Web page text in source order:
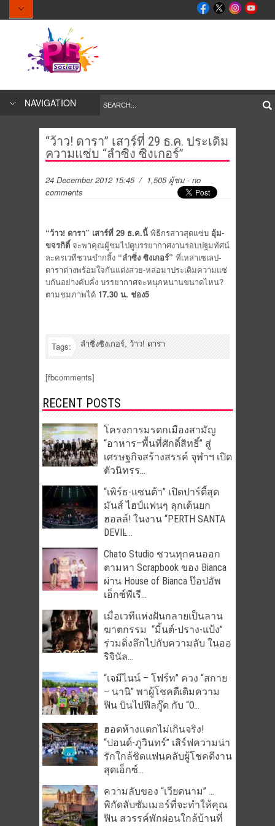
NAVIGATION
“ว้าว! ดารา” เสาร์ที่ 29 ธ.ค. ประเดิม
ความแซ่บ “ลำซิ่ง ซิงเกอร์”
24 December 2012 15:45/ 1,505 ผู้ชม - no
comments
“ว้าว! ดารา” เสาร์ที่ 29 ธ.ค.นี้ พิธีกรสาวสุดแซ่บ อุ้ม-
ขจรกิติ์ จะพาคุณผู้ชมไปดูบรรยากาศงานรอบปฐมทัศน์
ละครเวทีชวนขำกลิ้ง “ลำซิ่ง ซิงเกอร์” ที่เหล่าเซเลป-
ดาราต่างพร้อมใจกันแต่งสวย-หล่อมาประเดิมความแซ่
บกันอย่างคับคั่ง บรรยากาศจะหนุกหนานขนาดไหน?
ตามชมภาพได้ 17.30 น. ช่อง5
Tags: ลำซิ่งซิงเกอร์, ว้าว! ดารา
[fbcomments]
RECENT POSTS
โครงการมรดกเมืองสามัญ
“อาหาร–พื้นที่ศักดิ์สิทธิ์” สู่
เศรษฐกิจสร้างสรรค์ จุฬาฯ เปิด
ตัวนิทรร...
“เพิร์ธ-แซนต้า” เปิดปาร์ตี้สุด
มันส์ ไฮป์แฟนๆ ลุกเต้นยก
ฮอลล์! ในงาน “PERTH SANTA
DEVIL̵...
Chato Studio ชวนทุกคนออก
ตามหา Scrapbook ของ Bianca
ผ่าน House of Bianca ป๊อปอัพ
เอ็กซ์พีเรี...
เมื่อเวทีแห่งฝันกลายเป็นลาน
ฆาตกรรม “มิ้นต์-ปราง-แป้ง”
ร่วมดิ่งลึกไปกับความลับ ในออ
ริจินัล...
“เจมีไนน์ – โฟร์ท” ควง “สกาย
– นานิ” พาผู้โชคดีเติมความ
ฟิน บินไปฟีลกู๊ด กับ “O...
ฮอตห้างแตกไม่เกินจริง!
“ปอนด์-ภูวินทร์” เสิร์ฟความน่า
รักใกล้ชิดแฟนคลับผู้โชคดีงาน
สุดเอ็กซ์...
ความลับของ “เวียดนาม” …
พิกัดลับซัมเมอร์ที่จะทำให้คุณ
ฟิน สวรรค์พักผ่อนใกล้บ้านที่